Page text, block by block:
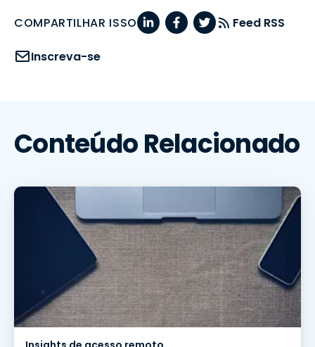
COMPARTILHAR ISSO Feed RSS
Inscreva-se
Conteúdo Relacionado